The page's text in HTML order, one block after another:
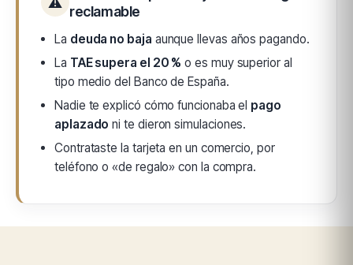
reclamable
La deuda no baja aunque llevas años pagando.
La TAE supera el 20 % o es muy superior al
tipo medio del Banco de España.
Nadie te explicó cómo funcionaba el pago
aplazado ni te dieron simulaciones.
Contrataste la tarjeta en un comercio, por
teléfono o «de regalo» con la compra.